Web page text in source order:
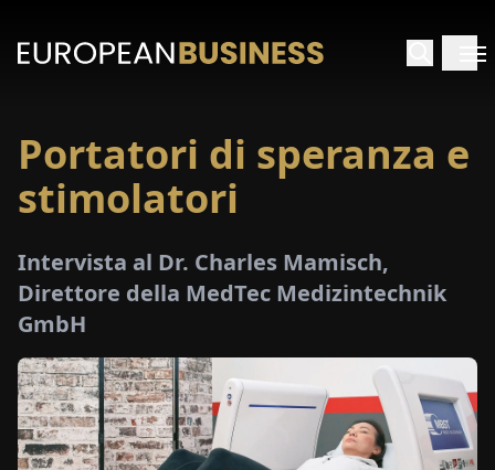
HOME
PAPER
Portatori di speranza e
stimolatori
Intervista al Dr. Charles Mamisch,
Direttore della MedTec Medizintechnik
GmbH